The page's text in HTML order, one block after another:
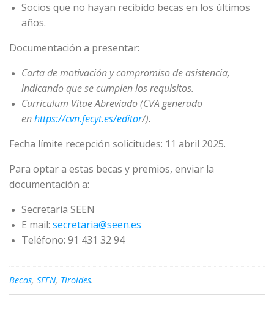
Socios que no hayan recibido becas en los últimos
años.
Documentación a presentar:
Carta de motivación y compromiso de asistencia,
indicando que se cumplen los requisitos.
Curriculum Vitae Abreviado (CVA generado
enhttps://cvn.fecyt.es/editor/).
Fecha límite recepción solicitudes: 11 abril 2025.
Para optar a estas becas y premios, enviar la
documentación a:
Secretaria SEEN
E mail: secretaria@seen.es
Teléfono: 91 431 32 94
Becas, SEEN, Tiroides.